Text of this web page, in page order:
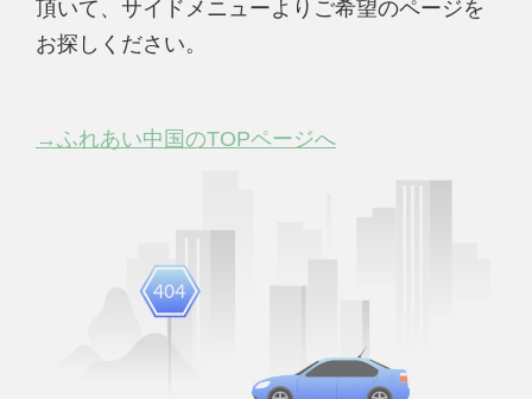
頂いて、サイドメニューよりご希望のページを
お探しください。
→ふれあい中国のTOPページへ